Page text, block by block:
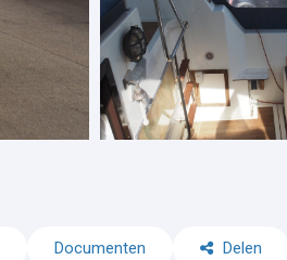
Documenten Delen